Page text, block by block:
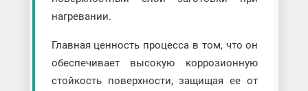
нагревании.
Главная ценность процесса в том, что он
обеспечивает высокую коррозионную
стойкость поверхности, защищая ее от